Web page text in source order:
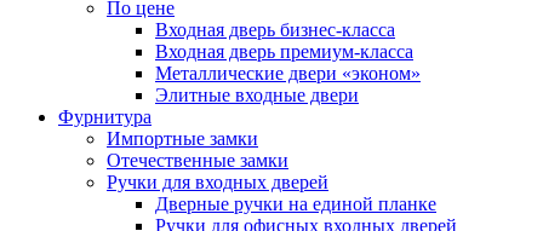
По цене
Входная дверь бизнес-класса
Входная дверь премиум-класса
Металлические двери «эконом»
Элитные входные двери
Фурнитура
Импортные замки
Отечественные замки
Ручки для входных дверей
Дверные ручки на единой планке
Ручки для офисных входных дверей